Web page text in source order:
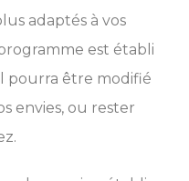
adaptés à vos
est établi
pourra être modifié
envies, ou rester